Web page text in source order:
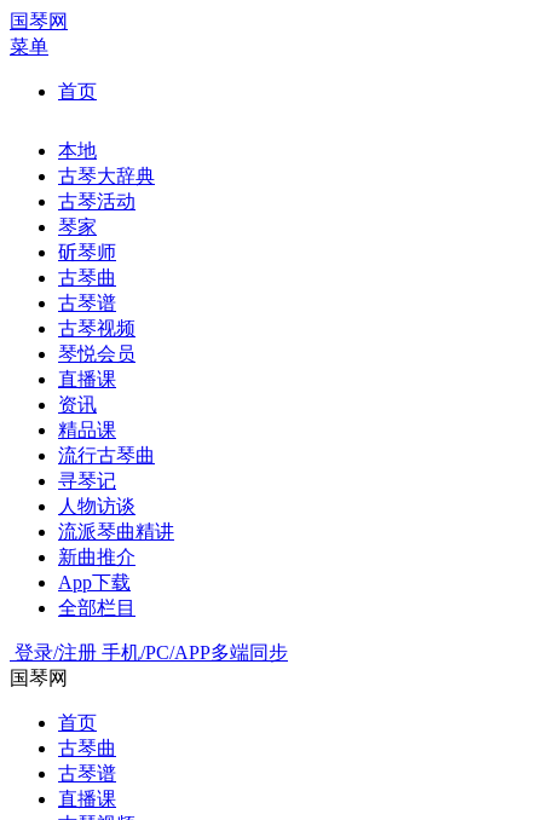
国琴网
菜单
首页
本地
古琴大辞典
古琴活动
琴家
斫琴师
古琴曲
古琴谱
古琴视频
琴悦会员
直播课
资讯
精品课
流行古琴曲
寻琴记
人物访谈
流派琴曲精讲
新曲推介
App下载
全部栏目
登录/注册 手机/PC/APP多端同步
国琴网
首页
古琴曲
古琴谱
直播课